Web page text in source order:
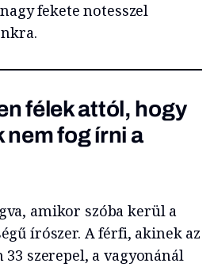
fekete notesszel
félek attól, hogy
nem fog írni a
amikor szóba kerül a
írószer. A férfi, akinek az
szerepel, a vagyonánál